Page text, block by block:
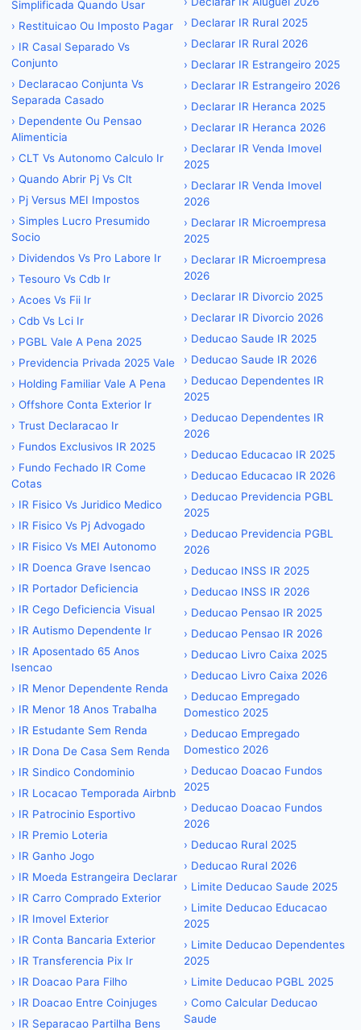
Simplificada Quando Usar
› Restituicao Ou Imposto Pagar
› IR Casal Separado Vs
Conjunto
› Declaracao Conjunta Vs
Separada Casado
› Dependente Ou Pensao
Alimenticia
› CLT Vs Autonomo Calculo Ir
› Quando Abrir Pj Vs Clt
› Pj Versus MEI Impostos
› Simples Lucro Presumido
Socio
› Dividendos Vs Pro Labore Ir
› Tesouro Vs Cdb Ir
› Acoes Vs Fii Ir
› Cdb Vs Lci Ir
› PGBL Vale A Pena 2025
› Previdencia Privada 2025 Vale
› Holding Familiar Vale A Pena
› Offshore Conta Exterior Ir
› Trust Declaracao Ir
› Fundos Exclusivos IR 2025
› Fundo Fechado IR Come
Cotas
› IR Fisico Vs Juridico Medico
› IR Fisico Vs Pj Advogado
› IR Fisico Vs MEI Autonomo
› IR Doenca Grave Isencao
› IR Portador Deficiencia
› IR Cego Deficiencia Visual
› IR Autismo Dependente Ir
› IR Aposentado 65 Anos
Isencao
› IR Menor Dependente Renda
› IR Menor 18 Anos Trabalha
› IR Estudante Sem Renda
› IR Dona De Casa Sem Renda
› IR Sindico Condominio
› IR Locacao Temporada Airbnb
› IR Patrocinio Esportivo
› IR Premio Loteria
› IR Ganho Jogo
› IR Moeda Estrangeira Declarar
› IR Carro Comprado Exterior
› IR Imovel Exterior
› IR Conta Bancaria Exterior
› IR Transferencia Pix Ir
› IR Doacao Para Filho
› IR Doacao Entre Coinjuges
› IR Separacao Partilha Bens
› Declarar IR Rural 2025
› Declarar IR Rural 2026
› Declarar IR Estrangeiro 2025
› Declarar IR Estrangeiro 2026
› Declarar IR Heranca 2025
› Declarar IR Heranca 2026
› Declarar IR Venda Imovel
2025
› Declarar IR Venda Imovel
2026
› Declarar IR Microempresa
2025
› Declarar IR Microempresa
2026
› Declarar IR Divorcio 2025
› Declarar IR Divorcio 2026
› Deducao Saude IR 2025
› Deducao Saude IR 2026
› Deducao Dependentes IR
2025
› Deducao Dependentes IR
2026
› Deducao Educacao IR 2025
› Deducao Educacao IR 2026
› Deducao Previdencia PGBL
2025
› Deducao Previdencia PGBL
2026
› Deducao INSS IR 2025
› Deducao INSS IR 2026
› Deducao Pensao IR 2025
› Deducao Pensao IR 2026
› Deducao Livro Caixa 2025
› Deducao Livro Caixa 2026
› Deducao Empregado
Domestico 2025
› Deducao Empregado
Domestico 2026
› Deducao Doacao Fundos
2025
› Deducao Doacao Fundos
2026
› Deducao Rural 2025
› Deducao Rural 2026
› Limite Deducao Saude 2025
› Limite Deducao Educacao
2025
› Limite Deducao Dependentes
2025
› Limite Deducao PGBL 2025
› Como Calcular Deducao
Saude